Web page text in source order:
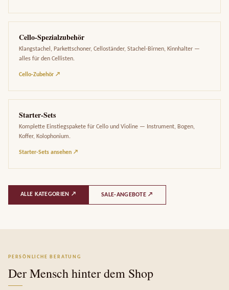
Cello-Spezialzubehör
Klangstachel, Parkettschoner, Celloständer, Stachel-Birnen, Kinnhalter —
alles für den Cellisten.
Cello-Zubehör ↗
Starter-Sets
Komplette Einstiegspakete für Cello und Violine — Instrument, Bogen,
Koffer, Kolophonium.
Starter-Sets ansehen ↗
ALLE KATEGORIEN ↗ SALE-ANGEBOTE ↗
PERSÖNLICHE BERATUNG
Der Mensch hinter dem Shop